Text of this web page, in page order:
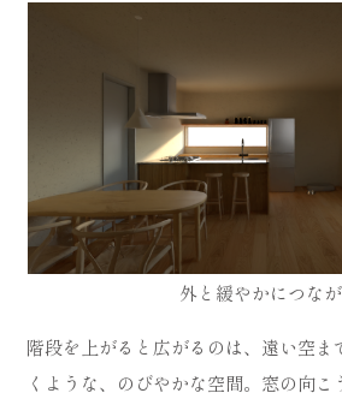
外と緩やかにつな
階段を上がると広がるのは、遠い空ま
くような、のびやかな空間。窓の向こ